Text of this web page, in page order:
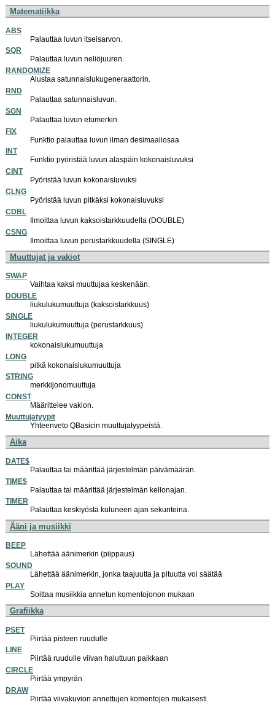
Matematiikka
ABS
Palauttaa luvun itseisarvon.
SQR
Palauttaa luvun neliöjuuren.
RANDOMIZE
Alustaa satunnaislukugeneraattorin.
RND
Palauttaa satunnaisluvun.
SGN
Palauttaa luvun etumerkin.
FIX
Funktio palauttaa luvun ilman desimaaliosaa
INT
Funktio pyöristää luvun alaspäin kokonaisluvuksi
CINT
Pyöristää luvun kokonaisluvuksi
CLNG
Pyöristää luvun pitkäksi kokonaisluvuksi
CDBL
Ilmoittaa luvun kaksoistarkkuudella (DOUBLE)
CSNG
Ilmoittaa luvun perustarkkuudella (SINGLE)
Muuttujat ja vakiot
SWAP
Vaihtaa kaksi muuttujaa keskenään.
DOUBLE
liukulukumuuttuja (kaksoistarkkuus)
SINGLE
liukulukumuuttuja (perustarkkuus)
INTEGER
kokonaislukumuuttuja
LONG
pitkä kokonaislukumuuttuja
STRING
merkkijonomuuttuja
CONST
Määrittelee vakion.
Muuttujatyypit
Yhteenveto QBasicin muuttujatyypeistä.
Aika
DATE$
Palauttaa tai määrittää järjestelmän päivämäärän.
TIME$
Palauttaa tai määrittää järjestelmän kellonajan.
TIMER
Palauttaa keskiyöstä kuluneen ajan sekunteina.
Ääni ja musiikki
BEEP
Lähettää äänimerkin (piippaus)
SOUND
Lähettää äänimerkin, jonka taajuutta ja pituutta voi säätää
PLAY
Soittaa musiikkia annetun komentojonon mukaan
Grafiikka
PSET
Piirtää pisteen ruudulle
LINE
Piirtää ruudulle viivan haluttuun paikkaan
CIRCLE
Piirtää ympyrän
DRAW
Piirtää viivakuvion annettujen komentojen mukaisesti.